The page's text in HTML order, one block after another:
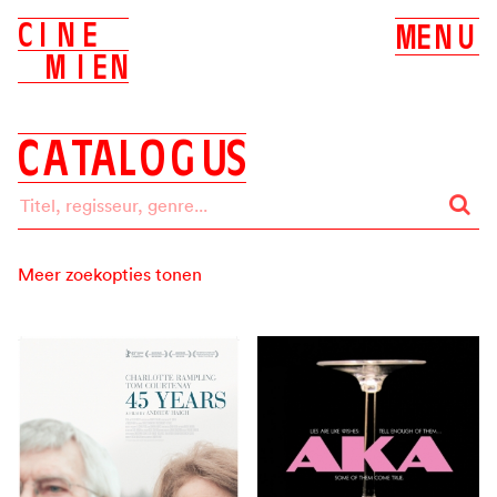
C I N E
M I EN
MEN U
CATALOG US
Meer zoekopties tonen
BIOSCOOP
Label
ALLE